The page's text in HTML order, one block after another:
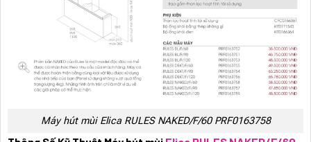
Máy hút mùi Elica RULES NAKED/F/60 PRF0163758